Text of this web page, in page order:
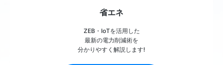
省エネ
ZEB・IoTを活用した
最新の電力削減術を
分かりやすく解説します!